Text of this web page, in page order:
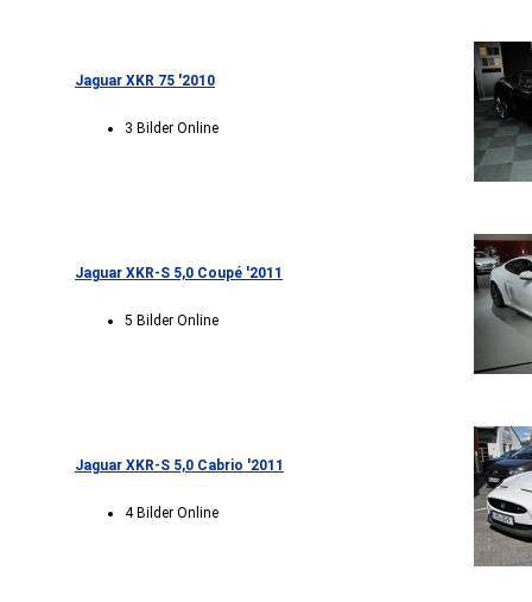
Jaguar XKR 75 '2010
3 Bilder Online
Jaguar XKR-S 5,0 Coupé '2011
5 Bilder Online
Jaguar XKR-S 5,0 Cabrio '2011
4 Bilder Online